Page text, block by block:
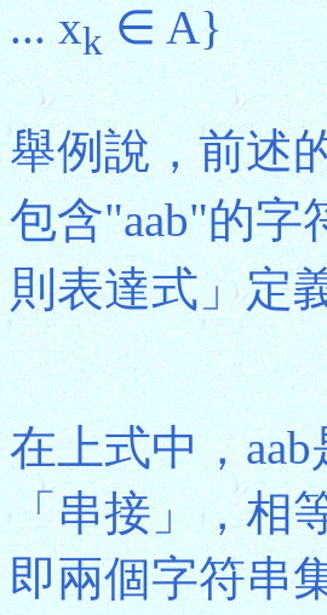
... xk∈ A}
舉例說，前述
包含"aab"的字
則表達式」定
在上式中，
「串接」，相
即兩個字符串